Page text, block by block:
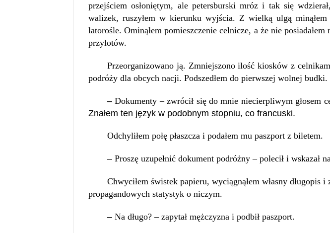
przejściem osłoniętym, ale petersburski mróz i tak się
walizek, ruszyłem w kierunku wyjścia. Z wielką ulgą
latorośle. Ominąłem pomieszczenie celnicze, a że nie
przylotów.
Przeorganizowano ją. Zmniejszono ilość kiosków z
podróży dla obcych nacji. Podszedłem do pierwszej wolnej budki.
–Dokumenty – zwrócił się do mnie niecierpliwym głosem
Znałem ten język w podobnym stopniu, co francuski.
Odchyliłem połę płaszcza i podałem mu paszport z biletem.
– Proszę uzupełnić dokument podróżny – polecił i wskazał
Chwyciłem świstek papieru, wyciągnąłem własny długopis
propagandowych statystyk o niczym.
– Na długo? – zapytał mężczyzna i podbił paszport.